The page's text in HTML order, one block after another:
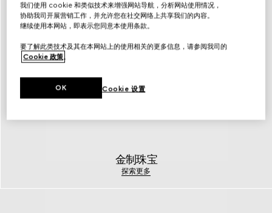
金制珠宝
探索更多
我们使用 cookie 和类似技术来增强网站导航，分析网站使用情况，
协助我司开展营销工作，并允许您在社交网络上共享我们的内容。
继续使用本网站，即表示您同意本使用条款。
要了解此类技术及其在本网站上的使用相关的更多信息，请参阅我司的
Cookie 政策。
Cookie 设置
OK